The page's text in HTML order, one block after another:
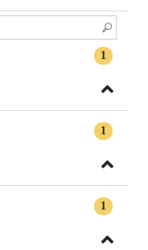
1
1
1